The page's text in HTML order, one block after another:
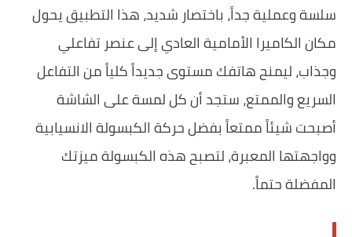
سلسة وعملية جداً، باختصار شديد، هذا التطبيق يحول
مكان الكاميرا الأمامية العادي إلى عنصر تفاعلي
وجذاب، ليمنح هاتفك مستوى جديداً كلياً من التفاعل
السريع والممتع، ستجد أن كل لمسة على الشاشة
أصبحت شيئاً ممتعاً بفضل حركة الكبسولة الانسيابية
وواجهتها المعبرة، لتصبح هذه الكبسولة ميزتك
المفضلة حتماً.